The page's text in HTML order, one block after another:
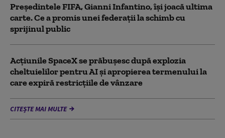
Președintele FIFA, Gianni Infantino, îşi joacă ultima
carte. Ce a promis unei federații la schimb cu
sprijinul public
Acţiunile SpaceX se prăbuşesc după explozia
cheltuielilor pentru AI şi apropierea termenului la
care expiră restricţiile de vânzare
CITEȘTE MAI MULTE